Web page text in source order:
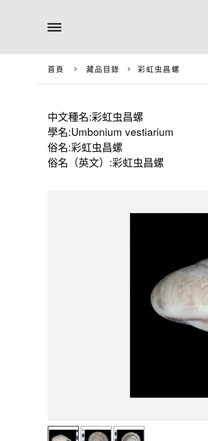
首頁 藏品目錄 彩虹虫昌螺
中文種名:彩虹虫昌螺
學名:Umbonium vestiarium
俗名:彩虹虫昌螺
俗名（英文）:彩虹虫昌螺